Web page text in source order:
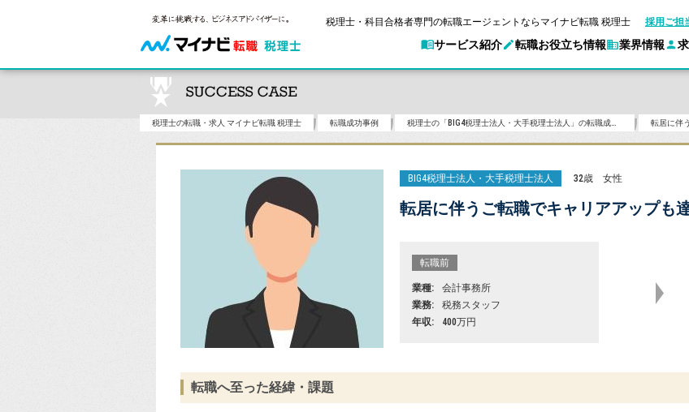
税理士・科目合格者専門の転職エージェントならマイナビ転職 税理士 採用ご担
サービス紹介
マイナビ転職 税理士とは？ ご利用ガイド
転職お役立ち情報
転職お役立ち情報
ご状況別転職ガイド
年齢別転職ポイント
はじめての転職の方へ
2回目以降の転職の方へ
女性税理士の転職
科目合格者の転職
転職活
年収診断
業界情報
税理士試験情報
受験資格・申し込み手順
試験科目の一覧と概要
税理士試験合格後の流れ
企業情報
ご紹介企業特集
保有資格別求人情報
税理士の転職
税理士科目合格の転職
業界別求人情報
実名公開企業一覧
会計事務所・税理士法人への転職
税理士の転職・求人 マイナビ転職 税理士 転職成功事例 転居に伴
BIG4税理士法人・大手税理士法人 32歳 女性
転居に伴うご転職でキャリアアップも
転職前
業種
会計事務所
業務
税務スタッフ
年収
400万円
転職へ至った経緯・課題